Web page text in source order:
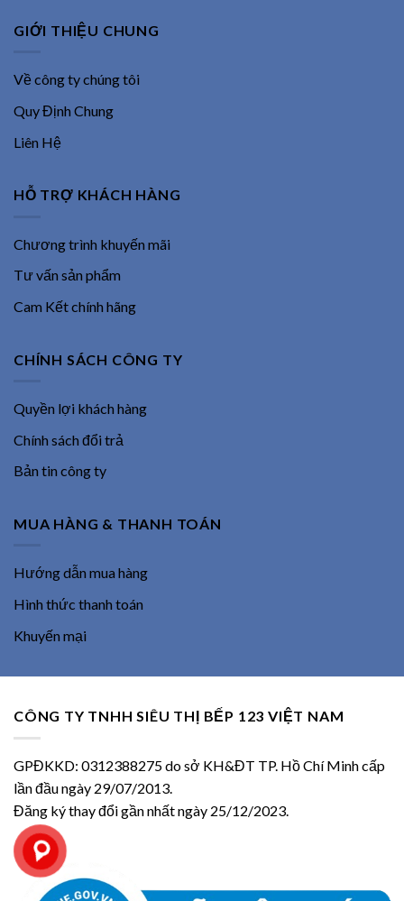
GIỚI THIỆU CHUNG
Về công ty chúng tôi
Quy Định Chung
Liên Hệ
HỖ TRỢ KHÁCH HÀNG
Chương trình khuyến mãi
Tư vấn sản phẩm
Cam Kết chính hãng
CHÍNH SÁCH CÔNG TY
Quyền lợi khách hàng
Chính sách đổi trả
Bản tin công ty
MUA HÀNG & THANH TOÁN
Hướng dẫn mua hàng
Hình thức thanh toán
Khuyến mại
CÔNG TY TNHH SIÊU THỊ BẾP 123 VIỆT NAM
GPĐKKD: 0312388275 do sở KH&ĐT TP. Hồ Chí Minh cấp
lần đầu ngày 29/07/2013.
Đăng ký thay đổi gần nhất ngày 25/12/2023.